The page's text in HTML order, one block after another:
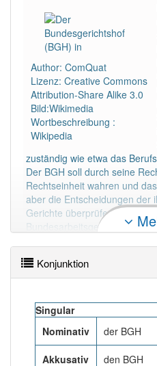
Häufigkeit: 6 von 10
Wörter mit Endung
Wörter mit Endung-bgh
Artikelder: 0
98% unserer Spielapp-
korrekt erraten.
Author: ComQuat
Lizenz: Creative Commons
Attribution-Share Alike 3.0
Bild:Wikimedia
Wortbeschreibung :
Wikipedia
zuständig wie etwa das
Der BGH soll durch seine
Rechtseinheit wahren und
aber die Entscheidungen der
Gerichte überprüfen. Er ist
Bundesarbeitsgericht,
dem
Bundesgerichten mit Sitz in
des BGH in Leipzig
Konjunktion
Singular
Nominativ
der BGH
Akkusativ den BGH